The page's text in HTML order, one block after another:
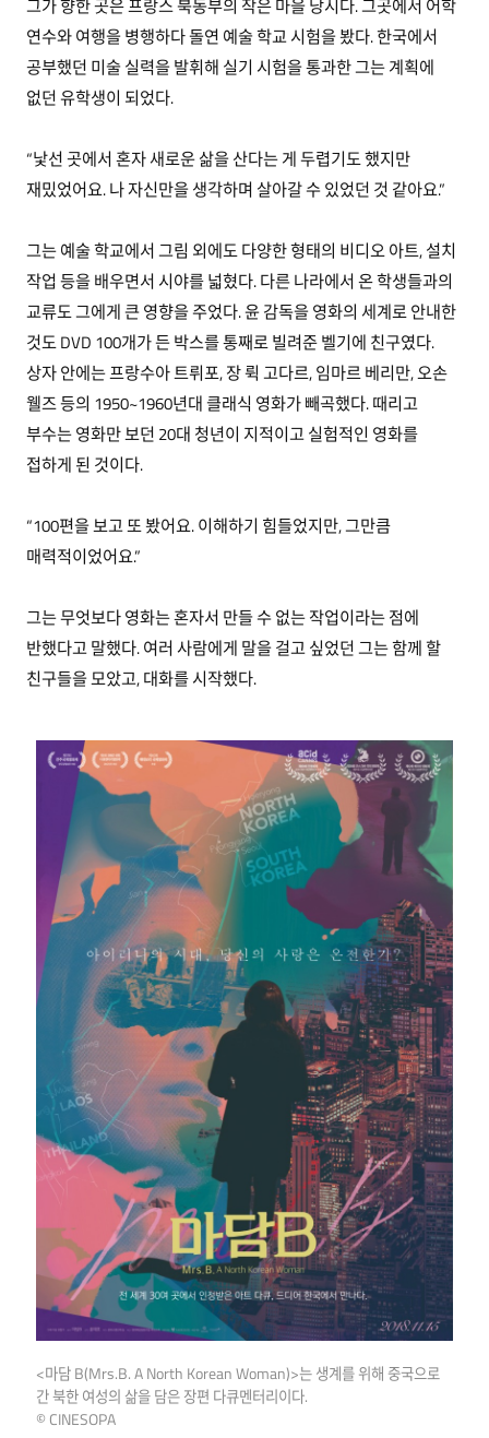
그가 향한 곳은 프랑스 북동부의 작은 마을 낭시다. 그곳에서 어학
연수와 여행을 병행하다 돌연 예술 학교 시험을 봤다. 한국에서
공부했던 미술 실력을 발휘해 실기 시험을 통과한 그는 계획에
없던 유학생이 되었다.
“낯선 곳에서 혼자 새로운 삶을 산다는 게 두렵기도 했지만
재밌었어요. 나 자신만을 생각하며 살아갈 수 있었던 것 같아요.”
그는 예술 학교에서 그림 외에도 다양한 형태의 비디오 아트, 설치
작업 등을 배우면서 시야를 넓혔다. 다른 나라에서 온 학생들과의
교류도 그에게 큰 영향을 주었다. 윤 감독을 영화의 세계로 안내한
것도 DVD 100개가 든 박스를 통째로 빌려준 벨기에 친구였다.
상자 안에는 프랑수아 트뤼포, 장 뤽 고다르, 임마르 베리만, 오손
웰즈 등의 1950~1960년대 클래식 영화가 빼곡했다. 때리고
부수는 영화만 보던 20대 청년이 지적이고 실험적인 영화를
접하게 된 것이다.
“100편을 보고 또 봤어요. 이해하기 힘들었지만, 그만큼
매력적이었어요.”
그는 무엇보다 영화는 혼자서 만들 수 없는 작업이라는 점에
반했다고 말했다. 여러 사람에게 말을 걸고 싶었던 그는 함께 할
친구들을 모았고, 대화를 시작했다.
<마담 B(Mrs.B. A North Korean Woman)>는 생계를 위해 중국으로
간 북한 여성의 삶을 담은 장편 다큐멘터리이다.
© CINESOPA